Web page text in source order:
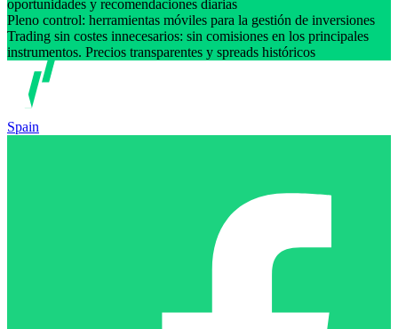
oportunidades y recomendaciones diarias
Pleno control: herramientas móviles para la gestión de inversiones
Trading sin costes innecesarios: sin comisiones en los principales
instrumentos. Precios transparentes y spreads históricos
Spain